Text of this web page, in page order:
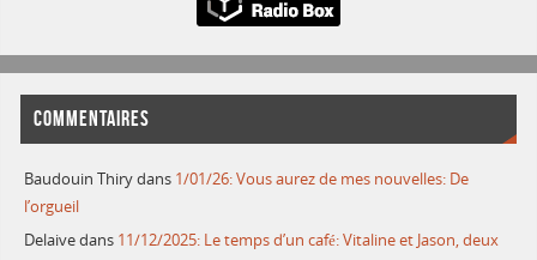
COMMENTAIRES
Baudouin Thirydans 1/01/26: Vous aurez de mes nouvelles: De
l’orgueil
Delaivedans 11/12/2025: Le temps d’un café: Vitaline et Jason, deux